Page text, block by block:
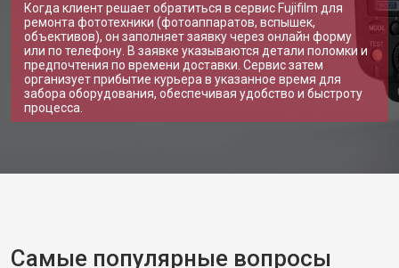
Когда клиент решает обратиться в сервис Fujifilm для
ремонта фототехники (фотоаппаратов, вспышек,
объективов), он заполняет заявку через онлайн форму
или по телефону. В заявке указываются детали поломки и
предпочтения по времени доставки. Сервис затем
организует прибытие курьера в указанное время для
забора оборудования, обеспечивая удобство и быстроту
процесса.
Самые популярные вопросы